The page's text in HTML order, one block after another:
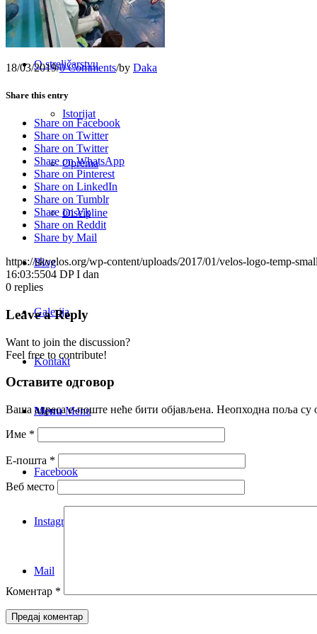
Raspored
O streličarstvu
Istorijat
Oprema
Discipline
Blog
Galerija
Kontakt
Menu Menu
Facebook
Instagram
Mail
18/03/2019/0 Comments/by Daka
Share this entry
Share on Facebook
Share on Twitter
Share on Twitter
Share on WhatsApp
Share on Pinterest
Share on LinkedIn
Share on Tumblr
Share on Vk
Share on Reddit
Share by Mail
https://skvelos.org/wp-content/uploads/2017/01/velos-logo-temp-
16:03:5504 DP I dan
0 replies
Leave a Reply
Want to join the discussion?
Feel free to contribute!
Оставите одговор
Ваша адреса е-поште неће бити објављена. Неопходна поља су
Име *
Е-пошта *
Веб место
Коментар *